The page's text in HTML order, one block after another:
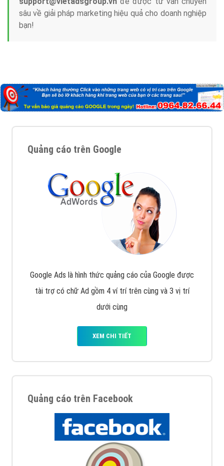
sâu về giải pháp marketing hiệu quả cho doanh nghiệp
bạn!
Quảng cáo trên Google
Google Ads là hình thức quảng cáo của Google được
tài trợ có chữ Ad gồm 4 ví trí trên cùng và 3 vị trí
dưới cùng
XEM CHI TIẾT
Quảng cáo trên Facebook